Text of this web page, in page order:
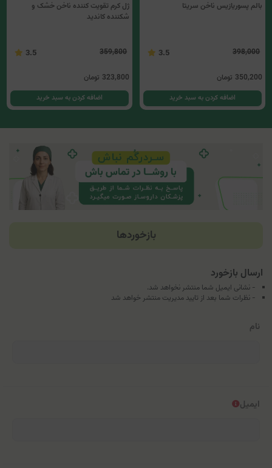
بالم پسوریازیس ناخن سریتا
398,000
3.5
350,200 تومان
اضافه کردن به سبد خرید
ژل کرم تقویت کننده ناخن خشک و
شکننده کاندید
359,800
3.5
323,800 تومان
اضافه کردن به سبد خرید
بازخوردها
ارسال بازخورد
- نشانی ایمیل شما منتشر نخواهد شد.
- نظرات شما بعد از تایید مدیریت منتشر خواهد شد
نام
ایمیل